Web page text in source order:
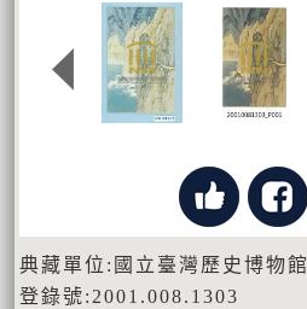
典藏單位:國立臺灣歷史博物館
登錄號:2001.008.1303